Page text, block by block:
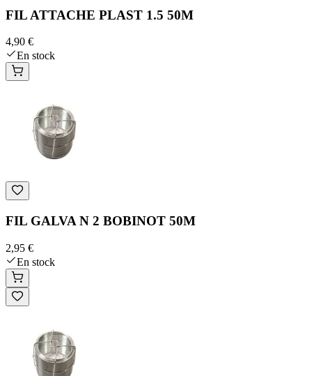
FIL ATTACHE PLAST 1.5 50M
4,90 €
En stock
FIL GALVA N 2 BOBINOT 50M
2,95 €
En stock